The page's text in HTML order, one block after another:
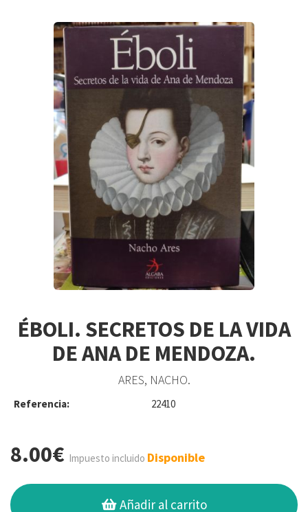
ÉBOLI. SECRETOS DE LA VIDA
DE ANA DE MENDOZA.
ARES, NACHO.
Referencia: 22410
8.00€ Impuesto incluido Disponible
Añadir al carrito